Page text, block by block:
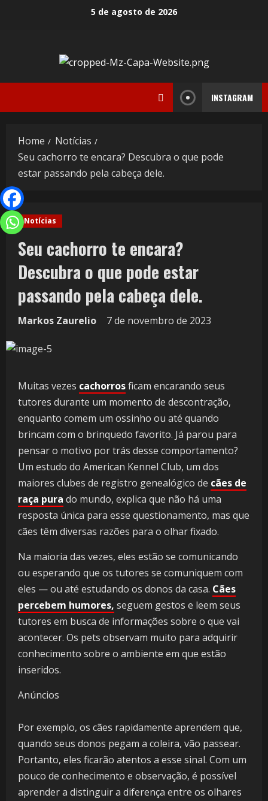
5 de agosto de 2026
INSTAGRAM
Home
Notícias
Seu cachorro te encara? Descubra o que pode
estar passando pela cabeça dele.
Notícias
Seu cachorro te encara?
Descubra o que pode estar
passando pela cabeça dele.
Markos Zaurelio 7 de novembro de 2023
Muitas vezes cachorrosficam encarando seus
tutores durante um momento de descontração,
enquanto comem um ossinho ou até quando
brincam com o brinquedo favorito. Já parou para
pensar o motivo por trás desse comportamento?
Um estudo do American Kennel Club, um dos
maiores clubes de registro genealógico de cães de
raça pura do mundo, explica que não há uma
resposta única para esse questionamento, mas que
cães têm diversas razões para o olhar fixado.
Na maioria das vezes, eles estão se comunicando
ou esperando que os tutores se comuniquem com
eles — ou até estudando os donos da casa. Cães
percebem humores, seguem gestos e leem seus
tutores em busca de informações sobre o que vai
acontecer. Os pets observam muito para adquirir
conhecimento sobre o ambiente em que estão
inseridos.
Anúncios
Por exemplo, os cães rapidamente aprendem que,
quando seus donos pegam a coleira, vão passear.
Portanto, eles ficarão atentos a esse sinal. Com um
pouco de conhecimento e observação, é possível
aprender a distinguir a diferença entre os olhares